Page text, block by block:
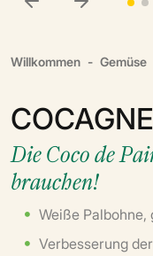
Willkommen Gemüse
COCAGNE
Die Coco de
brauchen!
Weiße
Verbesserung